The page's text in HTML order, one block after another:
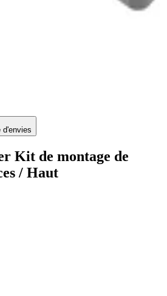
d'envies
Kit de montage de
/ Haut